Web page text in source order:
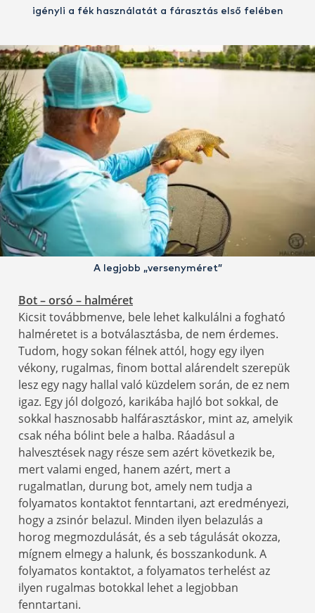
igényli a fék használatát a fárasztás első felében
A legjobb „versenyméret”
Bot – orsó – halméret
Kicsit továbbmenve, bele lehet kalkulálni a fogható
halméretet is a botválasztásba, de nem érdemes.
Tudom, hogy sokan félnek attól, hogy egy ilyen
vékony, rugalmas, finom bottal alárendelt szerepük
lesz egy nagy hallal való küzdelem során, de ez nem
igaz. Egy jól dolgozó, karikába hajló bot sokkal, de
sokkal hasznosabb halfárasztáskor, mint az, amelyik
csak néha bólint bele a halba. Ráadásul a
halvesztések nagy része sem azért következik be,
mert valami enged, hanem azért, mert a
rugalmatlan, durung bot, amely nem tudja a
folyamatos kontaktot fenntartani, azt eredményezi,
hogy a zsinór belazul. Minden ilyen belazulás a
horog megmozdulását, és a seb tágulását okozza,
mígnem elmegy a halunk, és bosszankodunk. A
folyamatos kontaktot, a folyamatos terhelést az
ilyen rugalmas botokkal lehet a legjobban
fenntartani.